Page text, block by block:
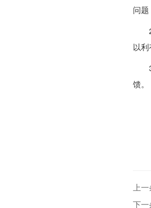
问
以
馈。
上
下